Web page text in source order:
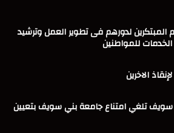
لدورهم فى تطوير العمل وترشيد
للمواطنين
الاخرين
سويف تلغي امتناع جامعة بني سويف بتعيين